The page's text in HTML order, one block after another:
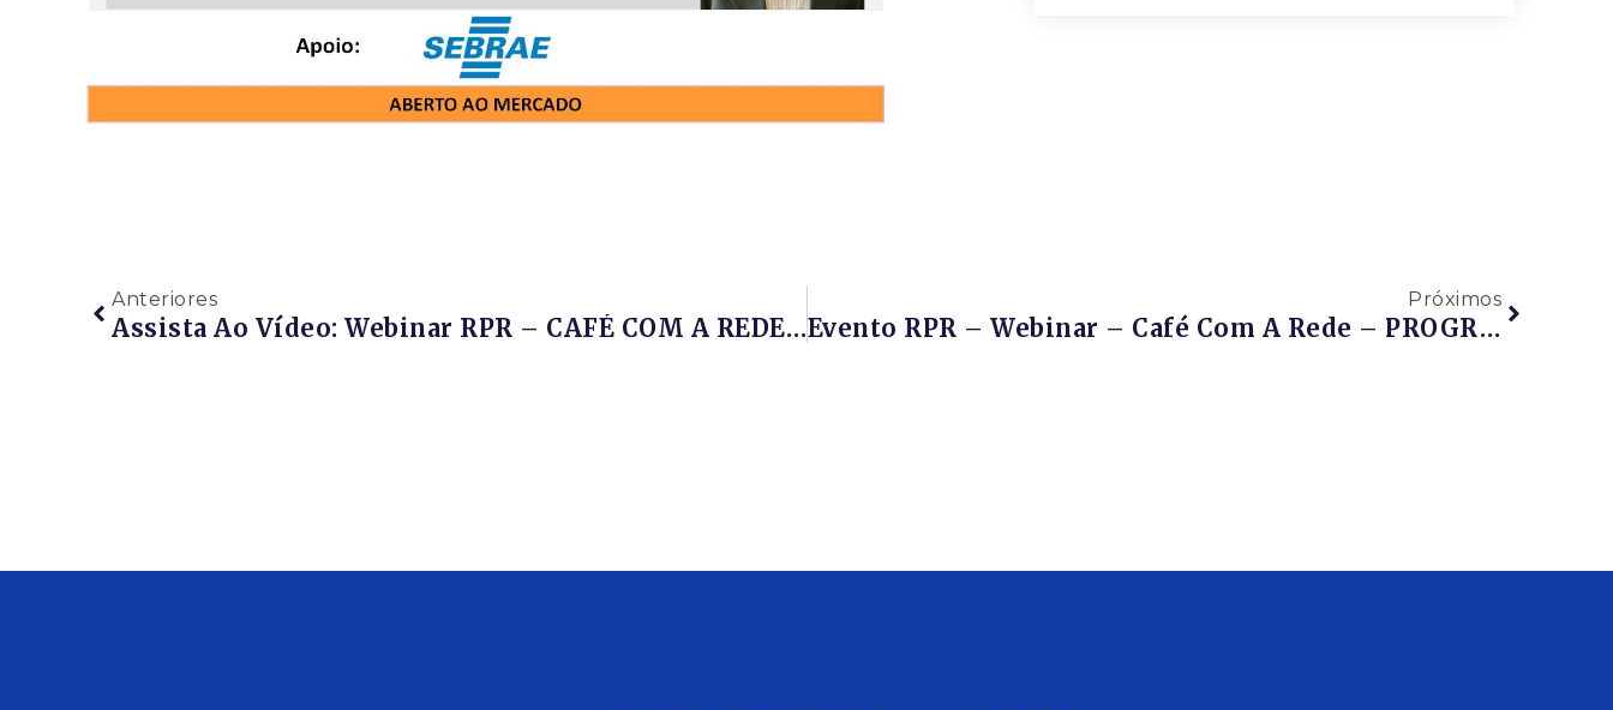
Anteriores
Assista Ao Vídeo: Webinar RPR – CAFÉ COM A REDE – MARICÁ INICIATIVAS E PROJETOS PARA O PÓS CRISE – 17/04/2020
Próximos
Evento RPR – Webinar – Café Com A Rede – PROGRAMA FORNECEDOR CERTIFICADO – 24/04/2020 – De 09h Às 09h40 – PARTICIPE!!!